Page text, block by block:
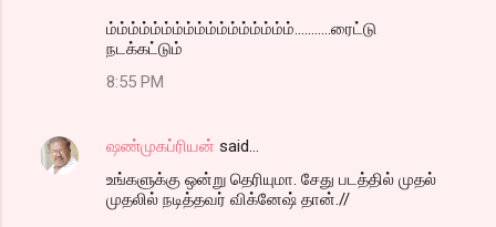
ம்ம்ம்ம்ம்ம்ம்ம்ம்ம்ம்ம்ம்ம்ம்ம்ம்...........ரைட்டு
நடக்கட்டும்
8:55 PM
ஷண்முகப்ரியன் said…
உங்களுக்கு ஒன்று தெரியுமா. சேது படத்தில் முதல்
முதலில் நடித்தவர் விக்னேஷ் தான்.//